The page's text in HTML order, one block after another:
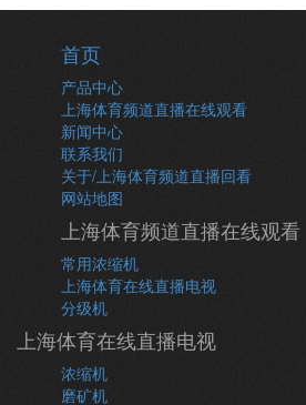
首页
产品中心
上海体育频道直播在线观看
新闻中心
联系我们
关于/上海体育频道直播回看
网站地图
上海体育频道直播在线观看
常用浓缩机
上海体育在线直播电视
分级机
上海体育在线直播电视
浓缩机
磨矿机